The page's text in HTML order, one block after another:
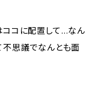
ココに配置して…なん
不思議でなんとも面